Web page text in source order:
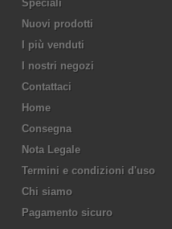
Speciali
Nuovi prodotti
I più venduti
I nostri negozi
Contattaci
Home
Consegna
Nota Legale
Termini e condizioni d'uso
Chi siamo
Pagamento sicuro